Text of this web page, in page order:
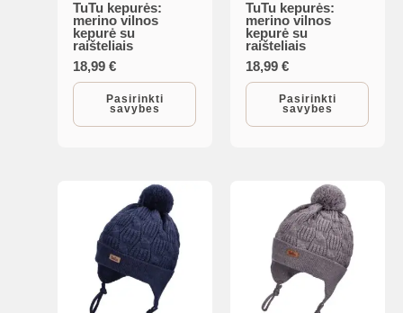
TuTu kepurės:
merino vilnos
kepurė su
raišteliais
18,99€
Pasirinkti
savybes
This
product
has
multiple
variants.
chosen
product
TuTu kepurės:
merino vilnos
kepurė su
raišteliais
18,99€
Pasirinkti
savybes
This
product
has
multiple
variants.
chosen
product